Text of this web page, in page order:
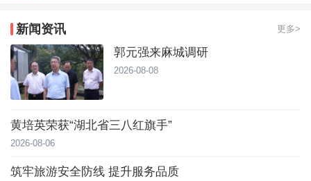
麻城城区开放6处清凉驿站 打造
新闻资讯 更多>
郭元强来麻城调研
2026-08-08
黄培英荣获“湖北省三八红旗手”
2026-08-06
筑牢旅游安全防线 提升服务品质